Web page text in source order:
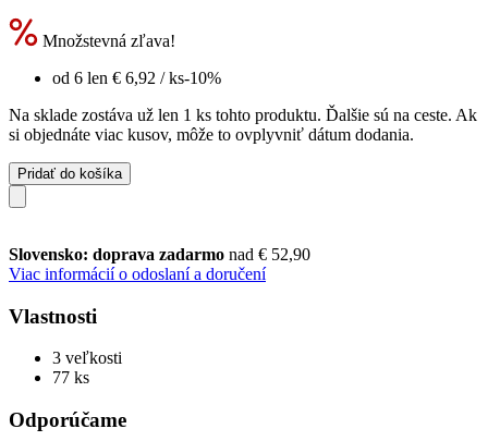
Množstevná zľava!
od 6 len € 6,92 / ks-10%
Na sklade zostáva už len 1 ks tohto produktu. Ďalšie sú na ceste. Ak
si objednáte viac kusov, môže to ovplyvniť dátum dodania.
Pridať do košíka
Slovensko: doprava zadarmo nad € 52,90
Viac informácií o odoslaní a doručení
Vlastnosti
3 veľkosti
77 ks
Odporúčame